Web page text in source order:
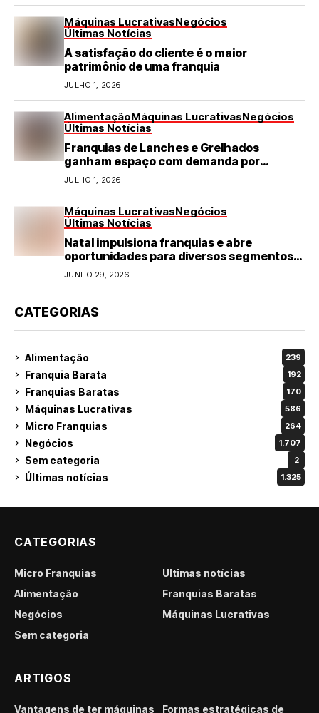
Máquinas LucrativasNegócios
Últimas Notícias
A satisfação do cliente é o maior
patrimônio de uma franquia
JULHO 1, 2026
AlimentaçãoMáquinas LucrativasNegócios
Últimas Notícias
Franquias de Lanches e Grelhados
ganham espaço com demanda por
refeições rápidas e de qualidade
JULHO 1, 2026
Máquinas LucrativasNegócios
Últimas Notícias
Natal impulsiona franquias e abre
oportunidades para diversos segmentos
do varejo
JUNHO 29, 2026
CATEGORIAS
Alimentação 239
Franquia Barata 192
Franquias Baratas 170
Máquinas Lucrativas 586
Micro Franquias 264
Negócios 1.707
Sem categoria 2
Últimas notícias 1.325
CATEGORIAS
Micro Franquias
Últimas notícias
Alimentação
Franquias Baratas
Negócios
Máquinas Lucrativas
Sem categoria
ARTIGOS
Vantagens de ter máquinas Formas estratégicas de